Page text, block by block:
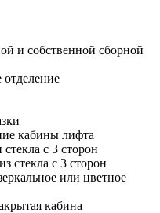
и собственной сборной
кабины лифта
с 3 сторон
стекла с 3 сторон
или цветное
кабина